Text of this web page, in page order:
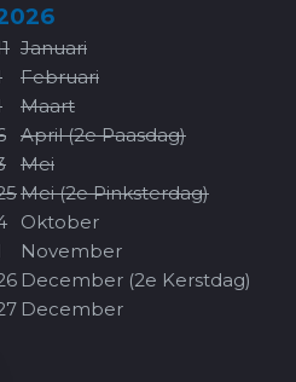
Januari
Februari
Maart
April (2e Paasdag)
Mei
Mei (2e Pinksterdag)
Oktober
November
December (2e Kerstdag)
December